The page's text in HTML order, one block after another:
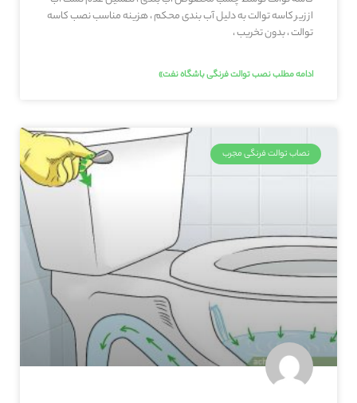
از زیر کاسه توالت به دلیل آب بندی محکم ، هزینه مناسب نصب کاسه
توالت ، بدون تخریب ،
ادامه مطلب نصب توالت فرنگی باشگاه نفت»
نصاب توالت فرنگی مجرب